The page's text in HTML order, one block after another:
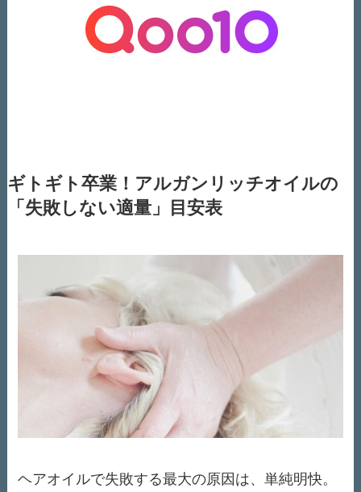
ギトギト卒業！アルガンリッチオイルの
「失敗しない適量」目安表
ヘアオイルで失敗する最大の原因は、単純明快。